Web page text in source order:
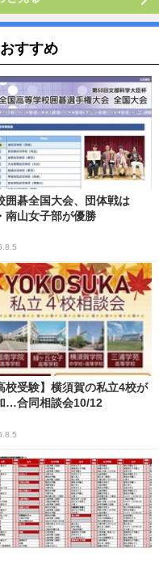
すすめ
囲碁全国大会、団体戦は
南山女子部が優勝
校受験】横須賀の私立4校が
…合同相談会10/12